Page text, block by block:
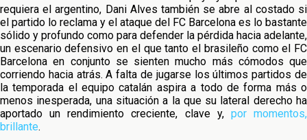
requiera el argentino, Dani Alves también se abre al costado si
el partido lo reclama y el ataque del FC Barcelona es lo bastante
sólido y profundo como para defender la pérdida hacia adelante,
un escenario defensivo en el que tanto el brasileño como el FC
Barcelona en conjunto se sienten mucho más cómodos que
corriendo hacia atrás. A falta de jugarse los últimos partidos de
la temporada el equipo catalán aspira a todo de forma más o
menos inesperada, una situación a la que su lateral derecho ha
aportado un rendimiento creciente, clave y, por momentos,
brillante.